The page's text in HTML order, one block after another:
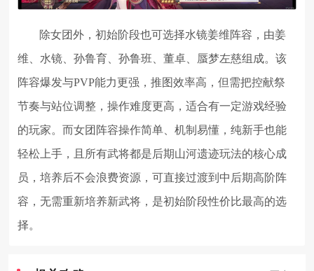
除女团外，初始阶段也可选择水镜姜维阵容，由姜
维、水镜、孙鲁育、孙鲁班、董卓、蜃梦左慈组成。该
阵容爆发与PVP能力更强，推图效率高，但需把控献祭
节奏与站位调整，操作难度更高，适合有一定游戏经验
的玩家。而女团阵容操作简单、机制易懂，纯新手也能
轻松上手，且所有武将都是后期山河遗迹玩法的核心成
员，培养后不会浪费资源，可直接过渡到中后期高阶阵
容，无需重新培养新武将，是初始阶段性价比最高的选
择。